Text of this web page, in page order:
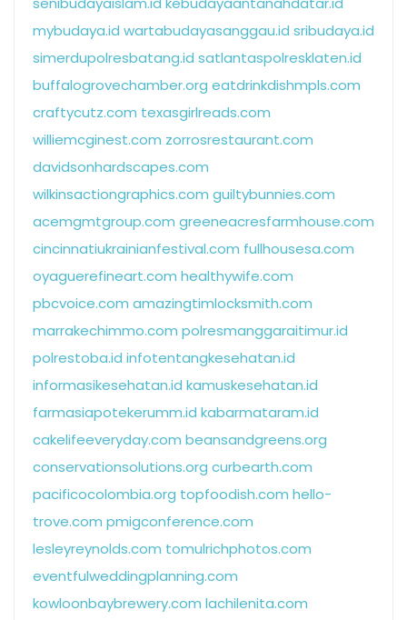
mybudaya.id wartabudayasanggau.id sribudaya.id
simerdupolresbatang.id satlantaspolresklaten.id
buffalogrovechamber.org eatdrinkdishmpls.com
craftycutz.com texasgirlreads.com
williemcginest.com zorrosrestaurant.com
davidsonhardscapes.com
wilkinsactiongraphics.com guiltybunnies.com
acemgmtgroup.com greeneacresfarmhouse.com
cincinnatiukrainianfestival.com fullhousesa.com
oyaguerefineart.com healthywife.com
pbcvoice.com amazingtimlocksmith.com
marrakechimmo.com polresmanggaraitimur.id
polrestoba.id infotentangkesehatan.id
informasikesehatan.id kamuskesehatan.id
farmasiapotekerumm.id kabarmataram.id
cakelifeeveryday.com beansandgreens.org
conservationsolutions.org curbearth.com
pacificocolombia.org topfoodish.com hello-
trove.com pmigconference.com
lesleyreynolds.com tomulrichphotos.com
eventfulweddingplanning.com
kowloonbaybrewery.com lachilenita.com